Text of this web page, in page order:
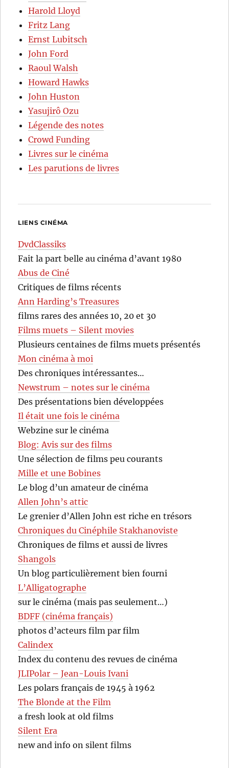
Harold Lloyd
Fritz Lang
Ernst Lubitsch
John Ford
Raoul Walsh
Howard Hawks
John Huston
Yasujirô Ozu
Légende des notes
Crowd Funding
Livres sur le cinéma
Les parutions de livres
LIENS CINÉMA
DvdClassiks
Fait la part belle au cinéma d’avant 1980
Abus de Ciné
Critiques de films récents
Ann Harding’s Treasures
films rares des années 10, 20 et 30
Films muets – Silent movies
Plusieurs centaines de films muets présentés
Mon cinéma à moi
Des chroniques intéressantes…
Newstrum – notes sur le cinéma
Des présentations bien développées
Il était une fois le cinéma
Webzine sur le cinéma
Blog: Avis sur des films
Une sélection de films peu courants
Mille et une Bobines
Le blog d’un amateur de cinéma
Allen John’s attic
Le grenier d’Allen John est riche en trésors
Chroniques du Cinéphile Stakhanoviste
Chroniques de films et aussi de livres
Shangols
Un blog particulièrement bien fourni
L’Alligatographe
sur le cinéma (mais pas seulement…)
BDFF (cinéma français)
photos d’acteurs film par film
Calindex
Index du contenu des revues de cinéma
JLIPolar – Jean-Louis Ivani
Les polars français de 1945 à 1962
The Blonde at the Film
a fresh look at old films
Silent Era
new and info on silent films